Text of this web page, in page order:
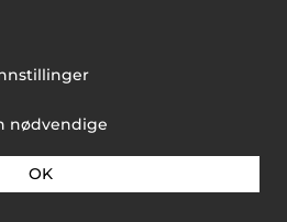
nødvendige
OK